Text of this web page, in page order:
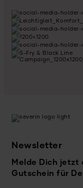
Newsletter
Melde Dich jetzt
Gutschein für